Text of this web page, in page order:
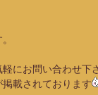
にお問い合わせ下
載されております